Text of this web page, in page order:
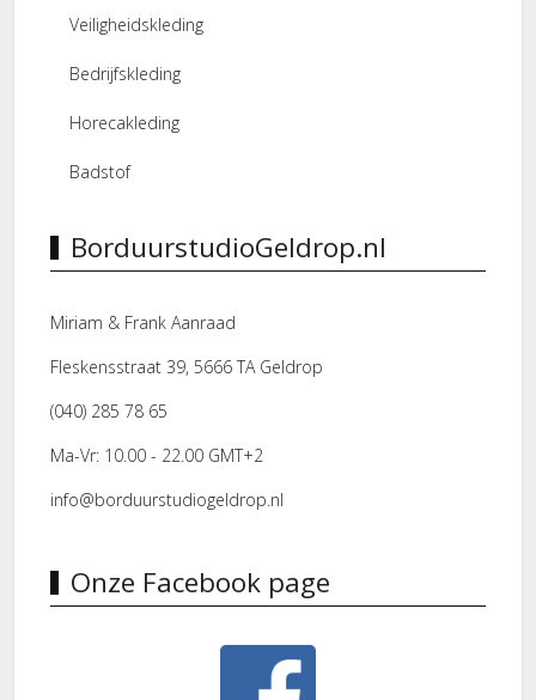
Veiligheidskleding
Bedrijfskleding
Horecakleding
Badstof
BorduurstudioGeldrop.nl
Miriam & Frank Aanraad
Fleskensstraat 39, 5666 TA Geldrop
(040) 285 78 65
Ma-Vr: 10.00 - 22.00 GMT+2
info@borduurstudiogeldrop.nl
Onze Facebook page